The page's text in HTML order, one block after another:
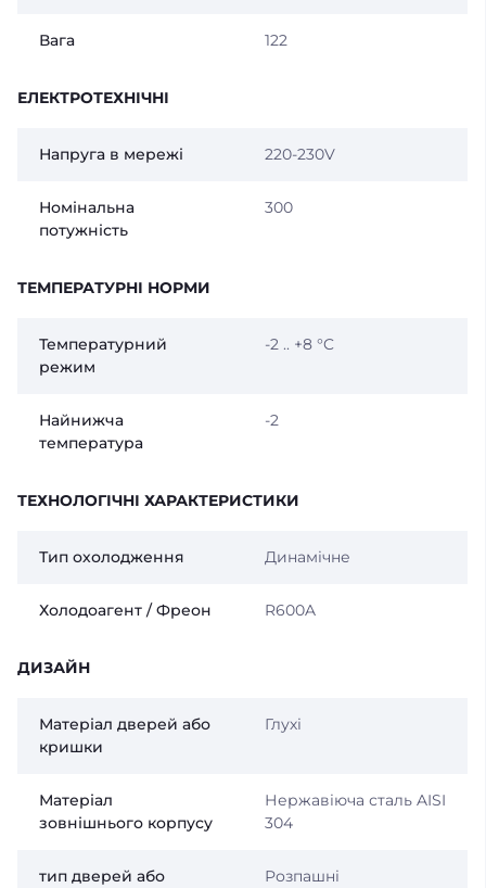
Вага 122
ЕЛЕКТРОТЕХНІЧНІ
Напруга в мережі 220-230V
Номінальна
потужність
300
ТЕМПЕРАТУРНІ НОРМИ
Температурний
режим
-2 .. +8 °C
Найнижча
температура
-2
ТЕХНОЛОГІЧНІ ХАРАКТЕРИСТИКИ
Тип охолодження Динамічне
Холодоагент / Фреон R600A
ДИЗАЙН
Матеріал дверей або
кришки
Глухі
Матеріал
зовнішнього корпусу
Нержавіюча сталь AISI
304
тип дверей або
Розпашні